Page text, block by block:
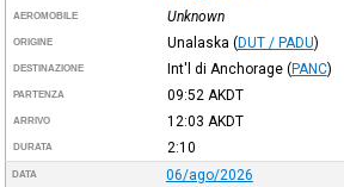
AEROMOBILE Unknown
ORIGINE Unalaska (DUT / PADU)
DESTINAZIONE Int'l di Anchorage (PANC)
PARTENZA 09:52 AKDT
ARRIVO 12:03 AKDT
DURATA 2:10
DATA 06/ago/2026